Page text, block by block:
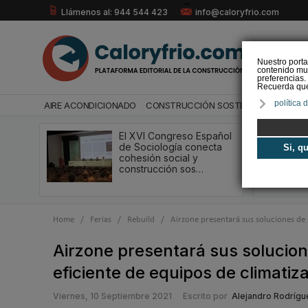
Nuestro
contenido
preferencias.
Recuerda
política
Si,
Llámenos al: 944 544 423 info@caloryfrio.com
AIRE ACONDICIONADO CONSTRUCCIÓN SOSTENIBLE
El XVI Congreso Español
de Sociología conecta
cohesión social y
construcción sos…
Home / Ferias / Rebuild / Airzone presentará sus soluciones
Airzone presentará sus
eficiente de equipos de
Viernes, 10 Septiembre 2021 Escrito por Alejandro